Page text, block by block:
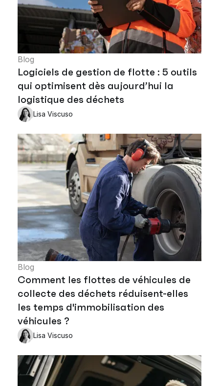
Blog
Logiciels de gestion de flotte : 5 outils
qui optimisent dès aujourd’hui la
logistique des déchets
Lisa Viscuso
Blog
Comment les flottes de véhicules de
collecte des déchets réduisent-elles
les temps d'immobilisation des
véhicules ?
Lisa Viscuso